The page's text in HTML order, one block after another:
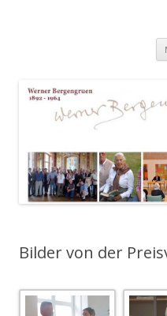
Bilder von der